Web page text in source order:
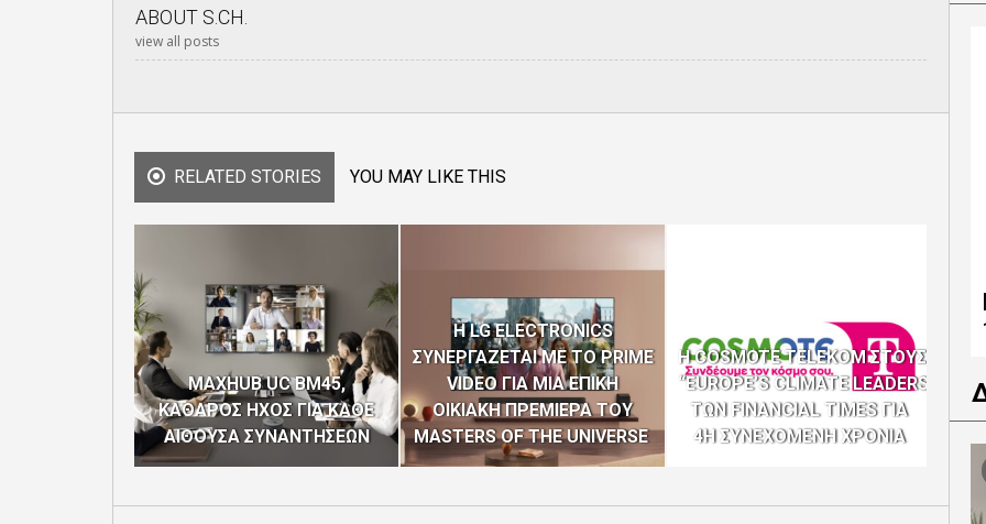
ABOUT S.CH.
view all posts
RELATED STORIES YOU MAY LIKE THIS
MAXHUB UC BM45,
ΚΑΘΑΡΟΣ ΗΧΟΣ ΓΙΑ ΚΑΘΕ
ΑΙΘΟΥΣΑ ΣΥΝΑΝΤΗΣΕΩΝ
H LG ELECTRONICS
ΣΥΝΕΡΓΑΖΕΤΑΙ ΜΕ ΤΟ PRIME
VIDEO ΓΙΑ ΜΙΑ ΕΠΙΚΗ
ΟΙΚΙΑΚΗ ΠΡΕΜΙΕΡΑ ΤΟΥ
MASTERS OF THE UNIVERSE
Η COSMOTE TELEKOM ΣΤΟΥΣ
“EUROPE’S CLIMATE LEADERS”
ΤΩΝ FINANCIAL TIMES ΓΙΑ
4Η ΣΥΝΕΧΟΜΕΝΗ ΧΡΟΝΙΑ